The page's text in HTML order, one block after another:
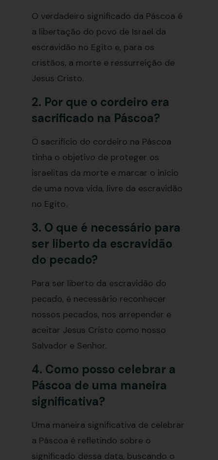
O verdadeiro significado da Páscoa é
a libertação do povo de Israel da
escravidão no Egito e, para os
cristãos, a morte e ressurreição de
Jesus Cristo.
2. Por que o cordeiro era
sacrificado na Páscoa?
O sacrifício do cordeiro na Páscoa
tinha o objetivo de proteger os
israelitas da morte e marcar o início
de uma nova vida, livre da escravidão
no Egito.
3. O que é necessário para
ser liberto da escravidão
do pecado?
Para ser liberto da escravidão do
pecado, é necessário reconhecer
nossos pecados, nos arrepender e
aceitar Jesus Cristo como nosso
Salvador e Senhor.
4. Como posso celebrar a
Páscoa de uma maneira
significativa?
Uma maneira significativa de celebrar
a Páscoa é refletindo sobre o
significado dessa data, buscando o